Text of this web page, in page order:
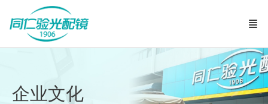
企业文化